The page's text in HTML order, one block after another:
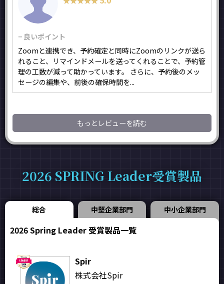
− 良いポイント
Zoomと連携でき、予約確定と同時にZoomのリンクが送ら
れること、リマインドメールを送ってくれることで、予約管
理の工数が減って助かっています。 さらに、予約後のメッ
セージの編集や、前後の確保時間を...
もっとレビューを読む
2026 SPRING Leader受賞製品
総合 中堅企業部門 中小企業部門
2026 Spring Leader 受賞製品一覧
Spir
株式会社Spir